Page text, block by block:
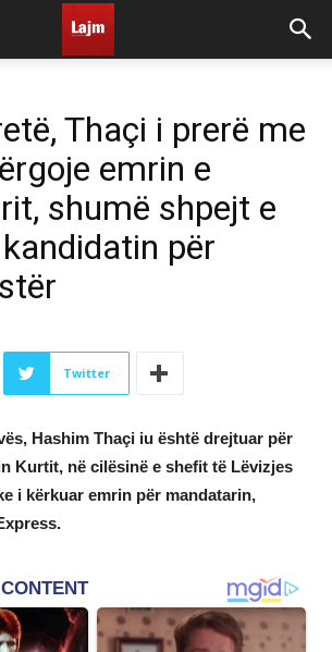
Thaçi i prerë me
emrin e
shumë shpejt e
për
Twitter
Hashim Thaçi iu është drejtuar për
Kurtit, në cilësinë e shefit të Lëvizjes
i kërkuar emrin për mandatarin,